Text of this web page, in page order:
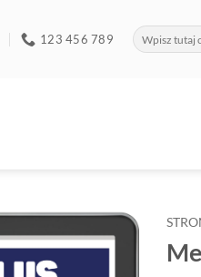
123 456 789 Szukaj: